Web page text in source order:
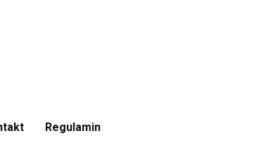
Regulamin